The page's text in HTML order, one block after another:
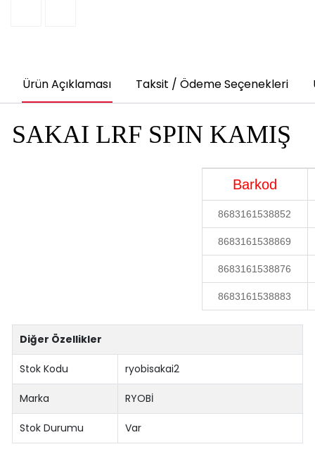
Ürün Açıklaması Taksit / Ödeme Seçenekleri
SAKAI LRF SPIN KAMIŞ
Barkod
8683161538852
8683161538869
8683161538876
8683161538883
Diğer Özellikler
Stok Kodu ryobisakai2
Marka RYOBİ
Stok Durumu Var